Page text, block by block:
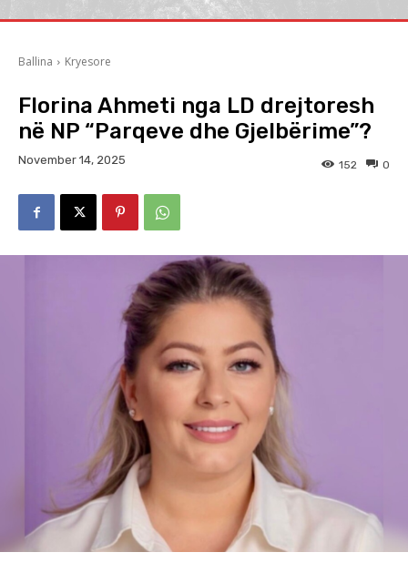
Ballina Kryesore
Florina Ahmeti nga LD drejtoresh
në NP “Parqeve dhe Gjelbërime”?
November 14, 2025 0
152